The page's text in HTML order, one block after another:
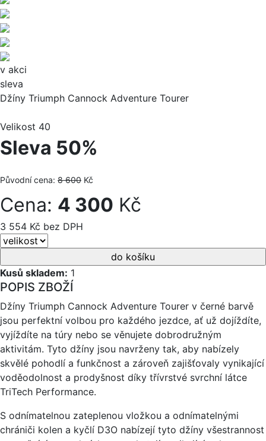
v akci
sleva
Džíny Triumph Cannock Adventure Tourer
Velikost 40
Sleva 50%
Původní cena: 8 600 Kč
Cena: 4 300 Kč
3 554 Kč bez DPH
Kusů skladem: 1
POPIS ZBOŽÍ
Džíny Triumph Cannock Adventure Tourer v černé barvě
jsou perfektní volbou pro každého jezdce, ať už dojíždíte,
vyjíždíte na túry nebo se věnujete dobrodružným
aktivitám. Tyto džíny jsou navrženy tak, aby nabízely
skvělé pohodlí a funkčnost a zároveň zajišťovaly vynikající
voděodolnost a prodyšnost díky třívrstvé svrchní látce
TriTech Performance.
S odnímatelnou zateplenou vložkou a odnímatelnými
chrániči kolen a kyčlí D3O nabízejí tyto džíny všestrannost